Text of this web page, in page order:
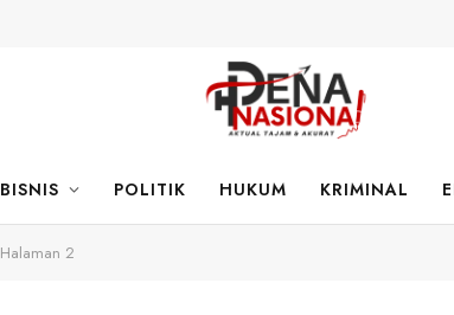
BISNIS POLITIK HUKUM KRIMINAL
Halaman 2